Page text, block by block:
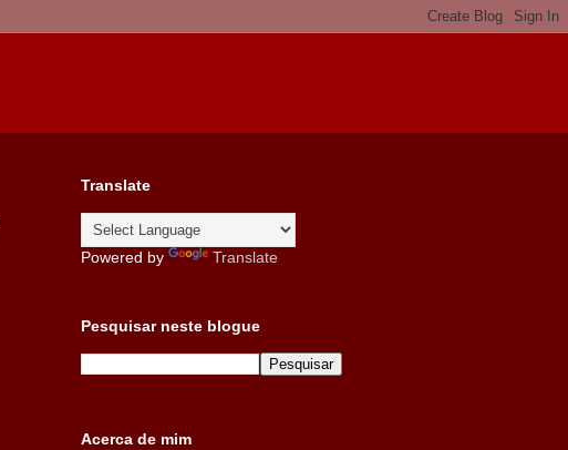
Translate
Powered by Translate
Pesquisar neste blogue
Acerca de mim